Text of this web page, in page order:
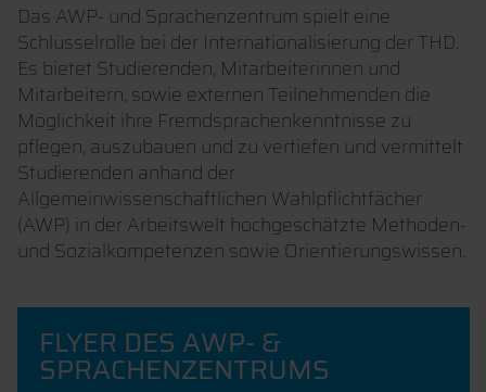
Das AWP- und Sprachenzentrum spielt eine
Schlüsselrolle bei der Internationalisierung der THD.
Es bietet Studierenden, Mitarbeiterinnen und
Mitarbeitern, sowie externen Teilnehmenden die
Möglichkeit ihre Fremdsprachenkenntnisse zu
pflegen, auszubauen und zu vertiefen und vermittelt
Studierenden anhand der
Allgemeinwissenschaftlichen Wahlpflichtfächer
(AWP) in der Arbeitswelt hochgeschätzte Methoden-
und Sozialkompetenzen sowie Orientierungswissen.
FLYER DES AWP- &
SPRACHENZENTRUMS